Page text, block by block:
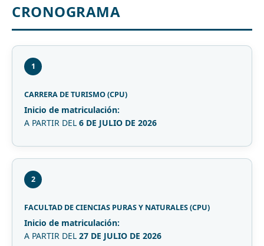
CRONOGRAMA
1
CARRERA DE TURISMO (CPU)
Inicio de matriculación:
A PARTIR DEL 6 DE JULIO DE 2026
2
FACULTAD DE CIENCIAS PURAS Y NATURALES (CPU)
Inicio de matriculación:
A PARTIR DEL 27 DE JULIO DE 2026